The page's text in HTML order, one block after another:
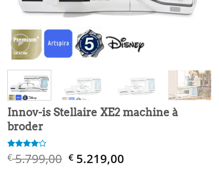
Innov-is Stellaire XE2 machine à
broder
Noté4
sur 5
2
€5.799,00 Le
€ 5.219,00